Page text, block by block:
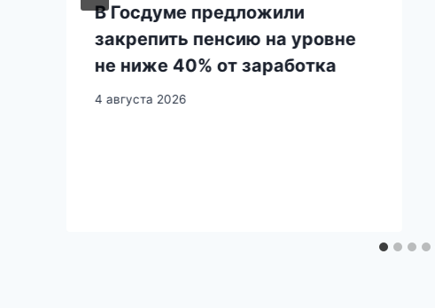
В Госдуме предложили
закрепить пенсию на уровне
не ниже 40% от заработка
4 августа 2026